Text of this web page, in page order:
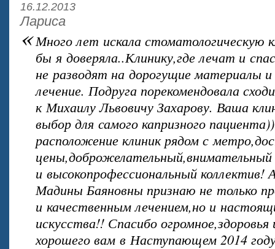
16.12.2013
Лариса
«Много лет искала стоматологическую
бы я доверяла..Клинику,где лечат и
не разводят на дорогущие материалы
лечение. Подруга порекомендовала
к Михаилу Львовичу Захарову. Ваша
выбор для самого капризного
расположение клиник рядом с
цены,доброжелательный,внимательный
и высокопрофессиональный коллектив!
Мадины Баяновны признаю не только
и качественным лечением,но и
искусства!! Спасибо огромное,здоровья
хорошего вам в Наступающем 2014